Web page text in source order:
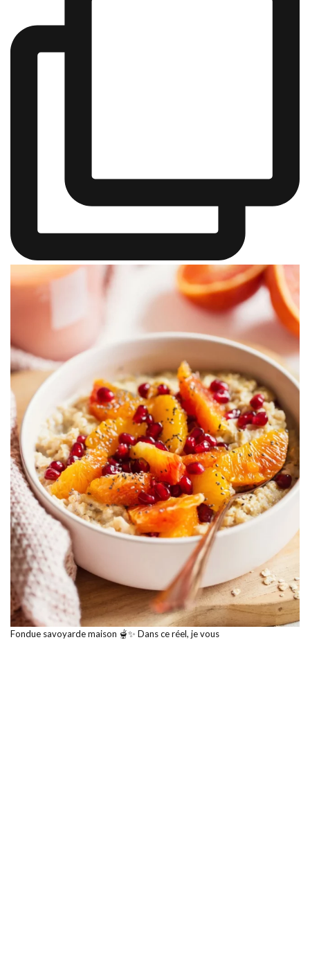
Fondue savoyarde maison 🫕✨ Dans ce réel, je vous